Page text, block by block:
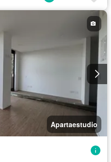
Apartaestudio